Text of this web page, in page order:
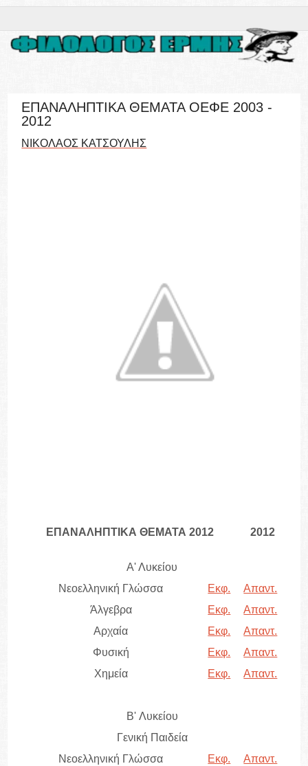
ΕΠΑΝΑΛΗΠΤΙΚΑ ΘΕΜΑΤΑ ΟΕΦΕ 2003 -
2012
ΝΙΚΟΛΑΟΣ ΚΑΤΣΟΥΛΗΣ
ΕΠΑΝΑΛΗΠΤΙΚΑ ΘΕΜΑΤΑ 2012 2012
Α' Λυκείου
Νεοελληνική Γλώσσα
Εκφ.
Απαντ.
Άλγεβρα
Εκφ.
Απαντ.
Αρχαία
Εκφ.
Απαντ.
Φυσική
Εκφ.
Απαντ.
Χημεία
Εκφ. Απαντ.
B' Λυκείου
Γενική Παιδεία
Νεοελληνική Γλώσσα
Εκφ.
Απαντ.